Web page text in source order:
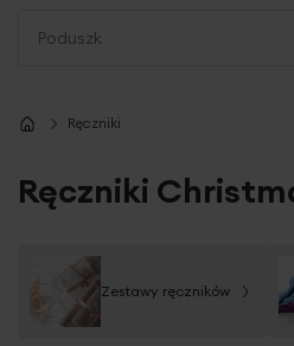
Ręczniki
Ręczniki
Zestawy ręczników